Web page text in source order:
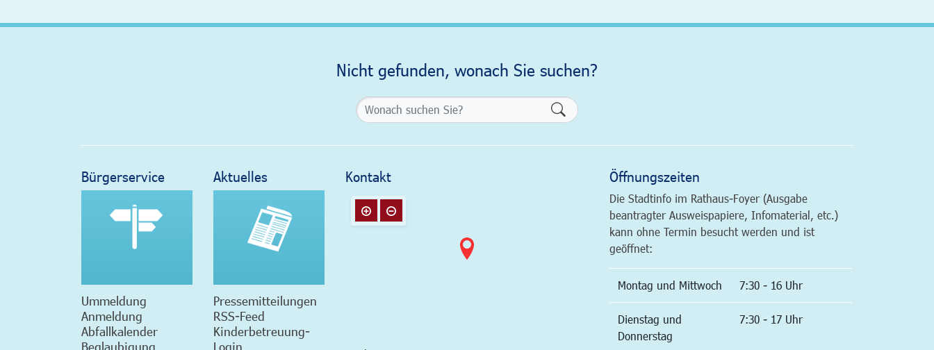
Nicht gefunden, wonach Sie suchen?
Formularschaltfläche
Bürgerservice
Ummeldung
Anmeldung
Abfallkalender
Beglaubigung
Aktuelles
Pressemitteilungen
RSS-Feed
Kinderbetreuung-
Login
Kontakt Öffnungszeiten
Die Stadtinfo im Rathaus-Foyer (Ausgabe
beantragter Ausweispapiere, Infomaterial, etc.)
kann ohne Termin besucht werden und ist
geöffnet:
Montag und Mittwoch 7:30 - 16 Uhr
Dienstag und
Donnerstag
7:30 - 17 Uhr